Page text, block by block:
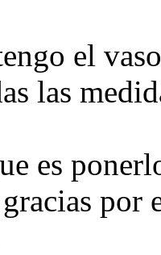
el
las
es
por